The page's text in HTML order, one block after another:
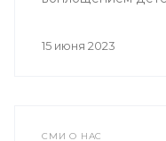
15 июня 2023
СМИ О НАС